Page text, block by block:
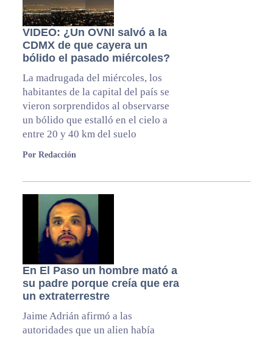
VIDEO: ¿Un OVNI salvó a la
CDMX de que cayera un
bólido el pasado miércoles?
La madrugada del miércoles, los
habitantes de la capital del país se
vieron sorprendidos al observarse
un bólido que estalló en el cielo a
entre 20 y 40 km del suelo
Por Redacción
En El Paso un hombre mató a
su padre porque creía que era
un extraterrestre
Jaime Adrián afirmó a las
autoridades que un alien había